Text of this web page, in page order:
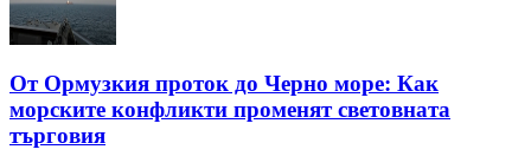
От Ормузкия проток до Черно море: Как
морските конфликти променят световната
търговия